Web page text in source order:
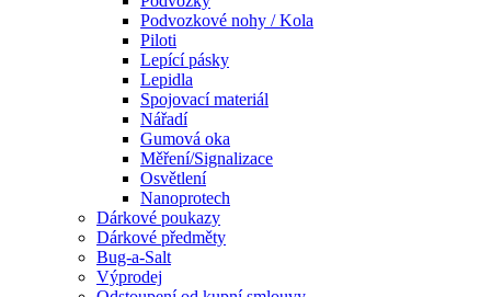
Podvozkové nohy / Kola
Piloti
Lepící pásky
Lepidla
Spojovací materiál
Nářadí
Gumová oka
Měření/Signalizace
Osvětlení
Nanoprotech
Dárkové poukazy
Dárkové předměty
Bug-a-Salt
Výprodej